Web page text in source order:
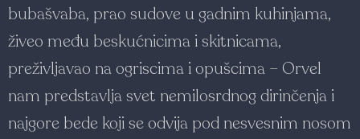
bubašvaba, prao sudove u gadnim kuhinjama,
živeo među beskućnicima i skitnicama,
preživljavao na ogriscima i opušcima – Orvel
nam predstavlja svet nemilosrdnog dirinčenja i
najgore bede koji se odvija pod nesvesnim nosom